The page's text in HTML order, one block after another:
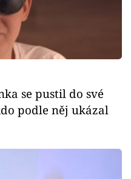
se pustil do své
podle něj ukázal